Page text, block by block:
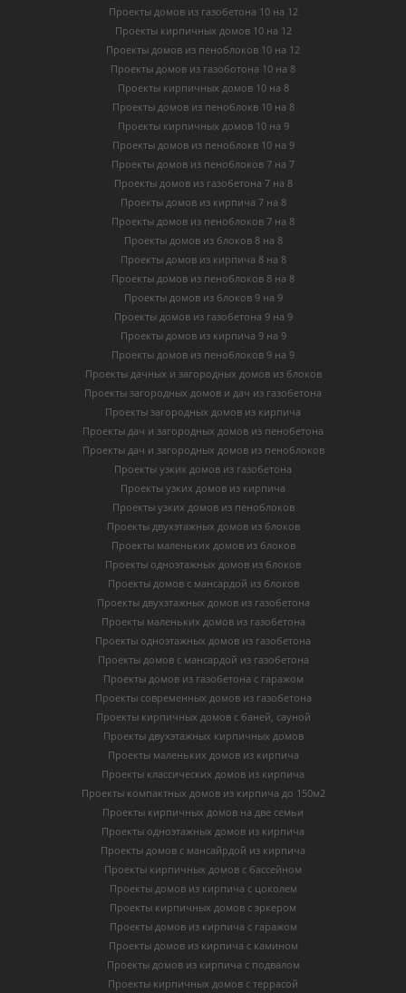
Проекты домов из газобетона 10 на 12
Проекты кирпичных домов 10 на 12
Проекты домов из пеноблоков 10 на 12
Проекты домов из газоботона 10 на 8
Проекты кирпичных домов 10 на 8
Проекты домов из пеноблокв 10 на 8
Проекты кирпичных домов 10 на 9
Проекты домов из пеноблокв 10 на 9
Проекты домов из пеноблоков 7 на 7
Проекты домов из газобетона 7 на 8
Проекты домов из кирпича 7 на 8
Проекты домов из пеноблоков 7 на 8
Проекты домов из блоков 8 на 8
Проекты домов из кирпича 8 на 8
Проекты домов из пеноблоков 8 на 8
Проекты домов из блоков 9 на 9
Проекты домов из газобетона 9 на 9
Проекты домов из кирпича 9 на 9
Проекты домов из пеноблоков 9 на 9
Проекты дачных и загородных домов из блоков
Проекты загородных домов и дач из газобетона
Проекты загородных домов из кирпича
Проекты дач и загородных домов из пенобетона
Проекты дач и загородных домов из пеноблоков
Проекты узких домов из газобетона
Проекты узких домов из кирпича
Проекты узких домов из пеноблоков
Проекты двухэтажных домов из блоков
Проекты маленьких домов из блоков
Проекты одноэтажных домов из блоков
Проекты домов с мансардой из блоков
Проекты двухэтажных домов из газобетона
Проекты маленьких домов из газобетона
Проекты одноэтажных домов из газобетона
Проекты домов с мансардой из газобетона
Проекты домов из газобетона с гаражом
Проекты современных домов из газобетона
Проекты кирпичных домов с баней, сауной
Проекты двухэтажных кирпичных домов
Проекты маленьких домов из кирпича
Проекты классических домов из кирпича
Проекты компактных домов из кирпича до 150м2
Проекты кирпичных домов на две семьи
Проекты одноэтажных домов из кирпича
Проекты домов с мансайрдой из кирпича
Проекты кирпичных домов с бассейном
Проекты домов из кирпича с цоколем
Проекты кирпичных домов с эркером
Проекты домов из кирпича с гаражом
Проекты домов из кирпича с камином
Проекты домов из кирпича с подвалом
Проекты кирпичных домов с террасой